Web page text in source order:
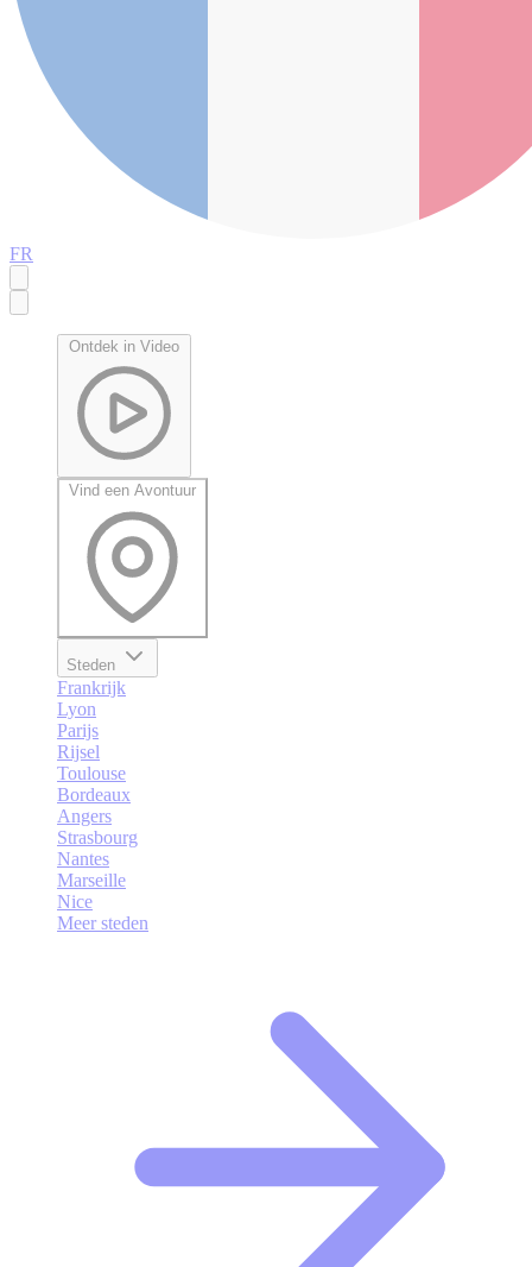
FR
Ontdek in Video
Vind een Avontuur
Steden
Frankrijk
Lyon
Parijs
Rijsel
Toulouse
Bordeaux
Angers
Strasbourg
Nantes
Marseille
Nice
Meer steden